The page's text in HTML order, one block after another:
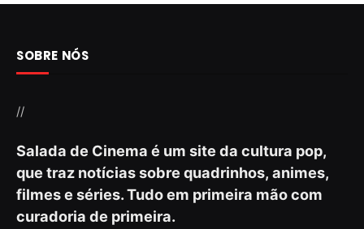
SOBRE NÓS
//
Salada de Cinema é um site da cultura pop,
que traz notícias sobre quadrinhos, animes,
filmes e séries. Tudo em primeira mão com
curadoria de primeira.